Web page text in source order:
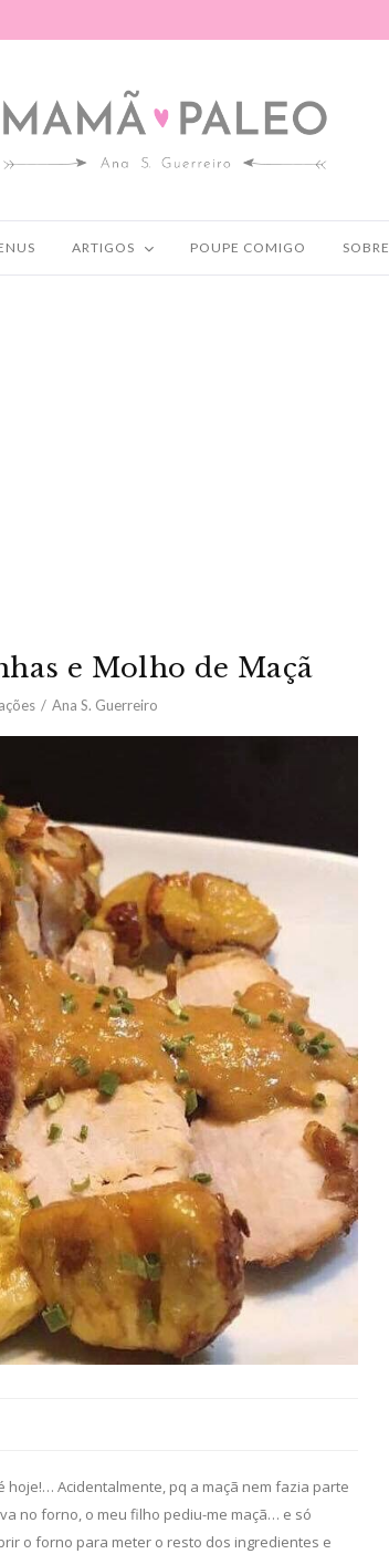
ARTIGOS POUPE COMIGO SOBRE
e Molho de Maçã
Ana S. Guerreiro
Acidentalmente, pq a maçã nem fazia parte
no forno, o meu filho pediu-me maçã… e só
o forno para meter o resto dos ingredientes e